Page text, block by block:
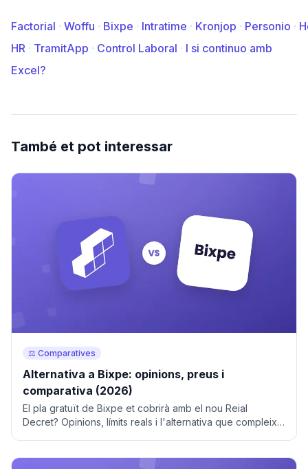
Factorial · Woffu · Bixpe · Intratime · Kronjop · Personio ·
HR · TramitApp · Control Laboral · I si continuo amb
Excel?
També et pot interessar
⚖️ Comparatives
Alternativa a Bixpe: opinions, preus i
comparativa (2026)
El pla gratuït de Bixpe et cobrirà amb el nou Reial
Decret? Opinions, límits reals i l'alternativa que compleix